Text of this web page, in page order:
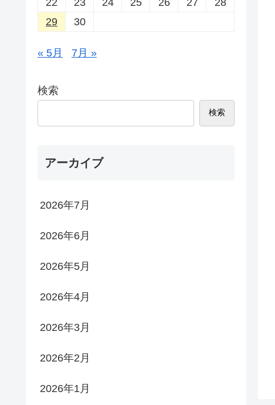
29
30
« 5月 7月 »
検索
検索
アーカイブ
2026年7月
2026年6月
2026年5月
2026年4月
2026年3月
2026年2月
2026年1月